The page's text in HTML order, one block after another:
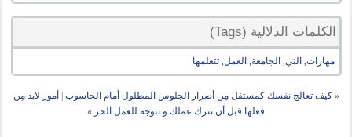
الكلمات الدلالية (Tags)
مهارات, التي, الجامعة, العمل,تتعلمها
« كيف تعالج نفسك كمستقل مِن أضرار الجلوس المطلول أمام الحاسوب
أمور لابد مِن
فعلها قبل أن تترك عملك و تتوجه للعمل الحر »